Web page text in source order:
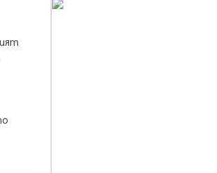
Да отговорим на жегите с филм